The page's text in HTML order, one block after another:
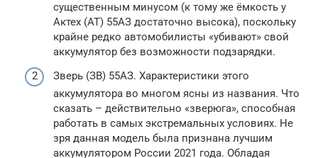
существенным минусом (к тому же ёмкость у
Актех (АТ) 55АЗ достаточно высока), поскольку
крайне редко автомобилисты «убивают» свой
аккумулятор без возможности подзарядки.
Зверь (ЗВ) 55АЗ. Характеристики этого
аккумулятора во многом ясны из названия. Что
сказать – действительно «зверюга», способная
работать в самых экстремальных условиях. Не
зря данная модель была признана лучшим
аккумулятором России 2021 года. Обладая